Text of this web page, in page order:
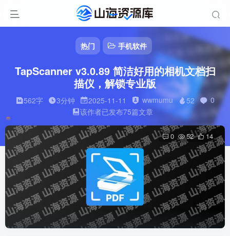
热门 手机软件
TapScanner v3.0.89 简洁好用的相机文档扫
描仪，解锁专业版
562字 3分钟 2025-11-11 wwmumu 52
0
该作者已发布75篇文章
0 52 14